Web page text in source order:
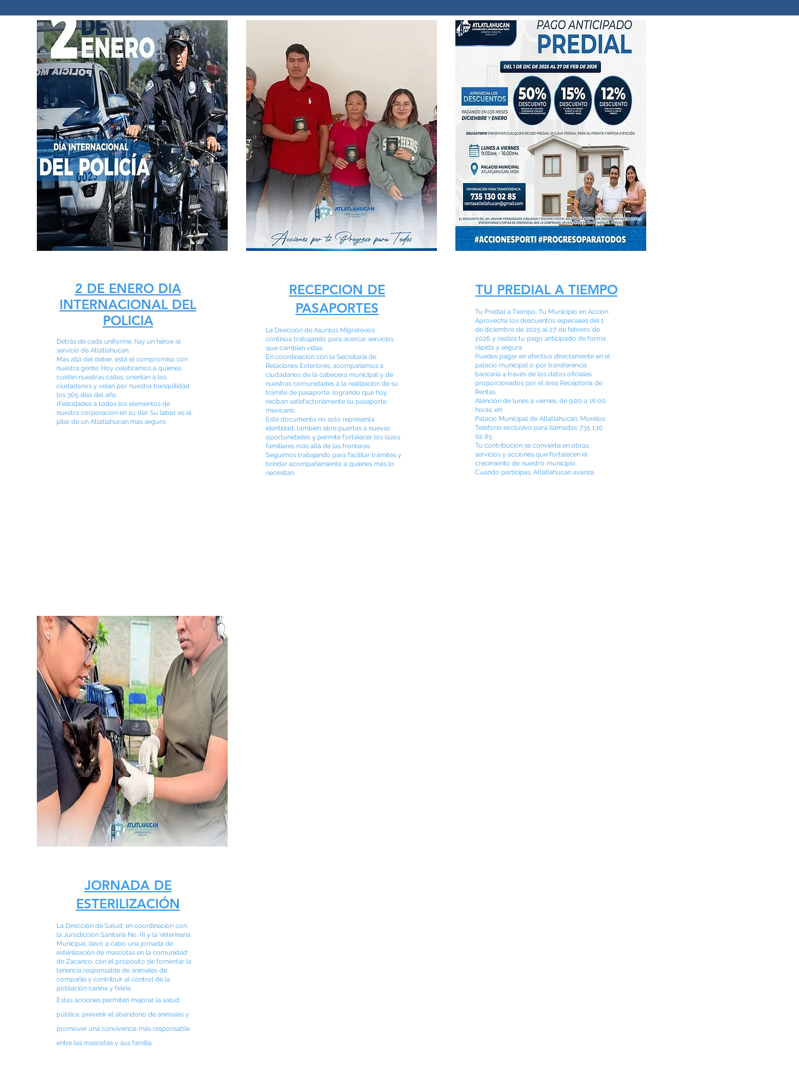
2 DE ENERO DIA
INTERNACIONAL DEL
POLICIA
Detrás de cada uniforme, hay un héroe al
servicio de Atlatlahucan.
Más allá del deber, está el compromiso con
nuestra gente. Hoy celebramos a quienes
cuidan nuestras calles, orientan a los
ciudadanos y velan por nuestra tranquilidad
los 365 días del año.
¡Felicidades a todos los elementos de
nuestra corporación en su día! Su labor es el
pilar de un Atlatlahucan más seguro.
RECEPCION DE
PASAPORTES
La Dirección de Asuntos Migratorios
continúa trabajando para acercar servicios
que cambian vidas.
En coordinación con la Secretaría de
Relaciones Exteriores, acompañamos a
ciudadanos de la cabecera municipal y de
nuestras comunidades a la realización de su
trámite de pasaporte, logrando que hoy
reciban satisfactoriamente su pasaporte
mexicano.
Este documento no solo representa
identidad, también abre puertas a nuevas
oportunidades y permite fortalecer los lazos
familiares más allá de las fronteras.
Seguimos trabajando para facilitar trámites y
brindar acompañamiento a quienes más lo
necesitan.
TU PREDIAL A TIEMPO
Tu Predial a Tiempo, Tu Municipio en Acción
Aprovecha los descuentos especiales del 1
de diciembre de 2025 al 27 de febrero de
2026 y realiza tu pago anticipado de forma
rápida y segura.
Puedes pagar en efectivo directamente en el
palacio municipal o por transferencia
bancaria a través de los datos oficiales
proporcionados por el área Receptoría de
Rentas.
Atención de lunes a viernes, de 9:00 a 16:00
horas, en:
Palacio Municipal de Atlatlahucan, Morelos
Teléfono exclusivo para llamadas: 735 130
02 85
Tu contribución se convierte en obras,
servicios y acciones que fortalecen el
crecimiento de nuestro municipio.
Cuando participas, Atlatlahucan avanza.
JORNADA DE
ESTERILIZACIÓN
La Dirección de Salud, en coordinación con
la Jurisdicción Sanitaria No. III y la Veterinaria
Municipal, llevó a cabo una jornada de
esterilización de mascotas en la comunidad
de Zacanco, con el propósito de fomentar la
tenencia responsable de animales de
compañía y contribuir al control de la
población canina y felina.
Estas acciones permiten mejorar la salud
pública, prevenir el abandono de animales y
promover una convivencia más responsable
entre las mascotas y sus familias.